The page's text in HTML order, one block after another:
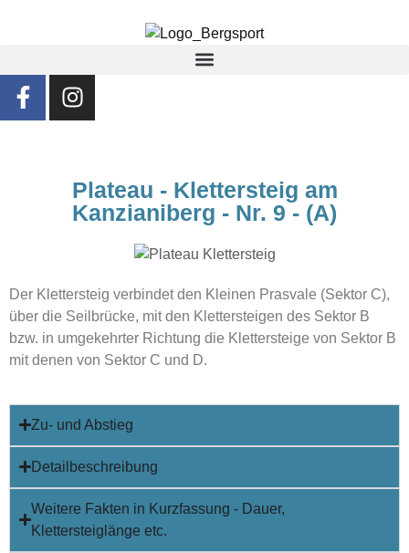
Plateau - Klettersteig am
Kanzianiberg - Nr. 9 - (A)
Der Klettersteig verbindet den Kleinen Prasvale (Sektor C),
über die Seilbrücke, mit den Klettersteigen des Sektor B
bzw. in umgekehrter Richtung die Klettersteige von Sektor B
mit denen von Sektor C und D.
Zu- und Abstieg
Detailbeschreibung
Weitere Fakten in Kurzfassung - Dauer,
Klettersteiglänge etc.